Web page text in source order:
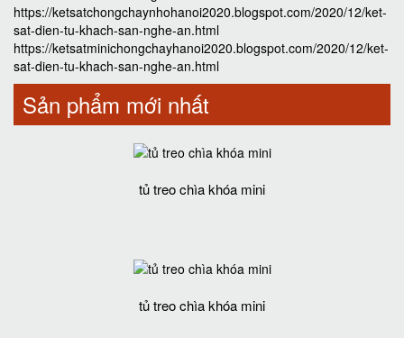
https://ketsatchongchaynhohanoi2020.blogspot.com/2020/12/ket-
sat-dien-tu-khach-san-nghe-an.html
https://ketsatminichongchayhanoi2020.blogspot.com/2020/12/ket-
sat-dien-tu-khach-san-nghe-an.html
Sản phẩm mới nhất
tủ treo chìa khóa mini
tủ treo chìa khóa mini